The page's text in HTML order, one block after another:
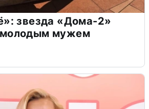
звезда «Дома-2»
молодым мужем